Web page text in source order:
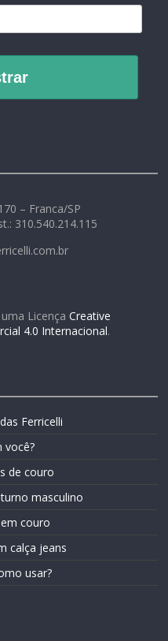
– Franca/SP
310.540.214.115
uma LicençaCreative
4.0 Internacional.
Ferricelli
você?
de couro
masculino
couro
calça jeans
usar?